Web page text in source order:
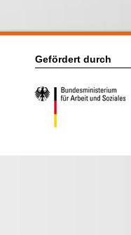
Gefördert durch